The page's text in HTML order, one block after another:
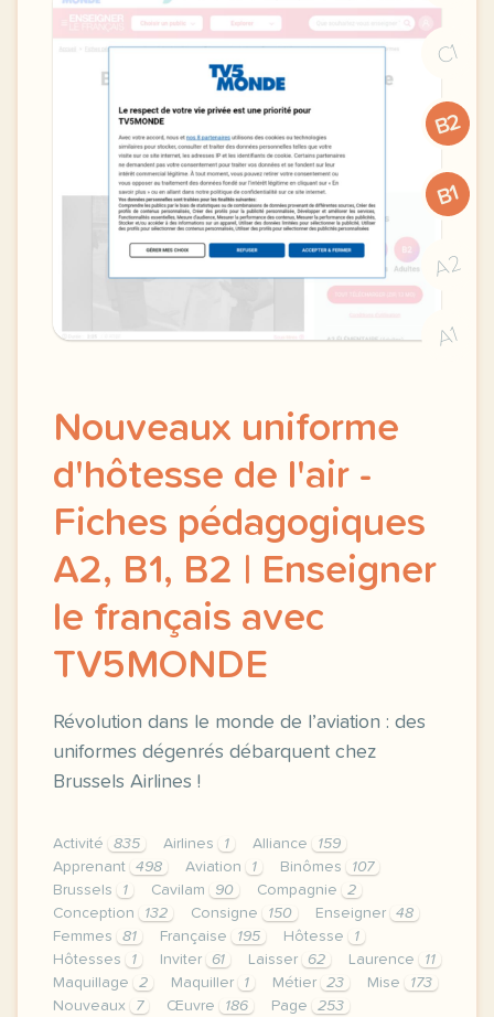
C1
B2
B1
A2
A1
Nouveaux uniforme
d'hôtesse de l'air -
Fiches pédagogiques
A2, B1, B2 | Enseigner
le français avec
TV5MONDE
Révolution dans le monde de l’aviation : des
uniformes dégenrés débarquent chez
Brussels Airlines !
Activité 835 Airlines 1 Alliance
159
Apprenant
498 Aviation 1 Binômes
107
Brussels
1 Cavilam 90 Compagnie
2
Conception
132 Consigne 150 Enseigner
48
Femmes
81 Française 195 Hôtesse
1
Hôtesses
1 Inviter 61 Laisser 62 Laurence
11
Maquillage
2 Maquiller 1 Métier 23 Mise
173
Nouveaux
7 Œuvre 186 Page
253